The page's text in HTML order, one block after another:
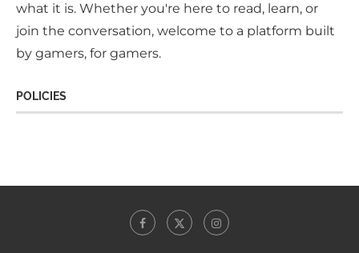
what it is. Whether you're here to read, learn, or
join the conversation, welcome to a platform built
by gamers, for gamers.
POLICIES